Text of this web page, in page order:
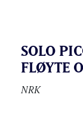
SOLO
FLØYTE
NRK